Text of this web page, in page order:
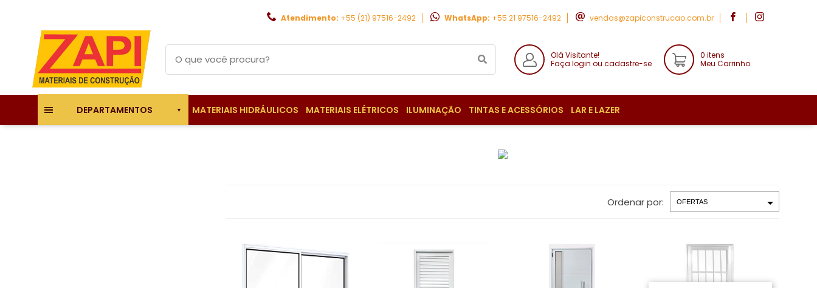
Atendimento: +55 (21) 97516-2492 WhatsApp: +55 21 97516-2492 vendas@zapiconstrucao.com.br
Olá Visitante!
Faça login ou cadastre-se
0 itens
Meu Carrinho
DEPARTAMENTOS MATERIAIS HIDRÁULICOS MATERIAIS ELÉTRICOS ILUMINAÇÃO TINTAS E ACESSÓRIOS LAR E LAZER
Ordenar por: